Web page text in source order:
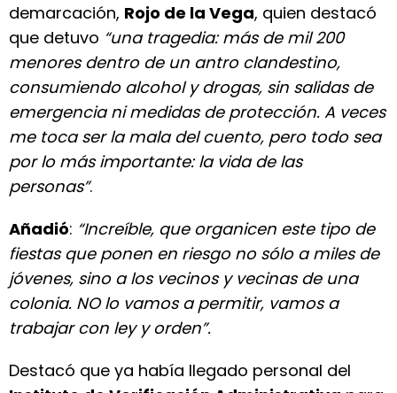
demarcación, Rojo de la Vega, quien destacó
que detuvo “una tragedia: más de mil 200
menores dentro de un antro clandestino,
consumiendo alcohol y drogas, sin salidas de
emergencia ni medidas de protección. A veces
me toca ser la mala del cuento, pero todo sea
por lo más importante: la vida de las
personas”.
Añadió: “Increíble, que organicen este tipo de
fiestas que ponen en riesgo no sólo a miles de
jóvenes, sino a los vecinos y vecinas de una
colonia. NO lo vamos a permitir, vamos a
trabajar con ley y orden”.
Destacó que ya había llegado personal del